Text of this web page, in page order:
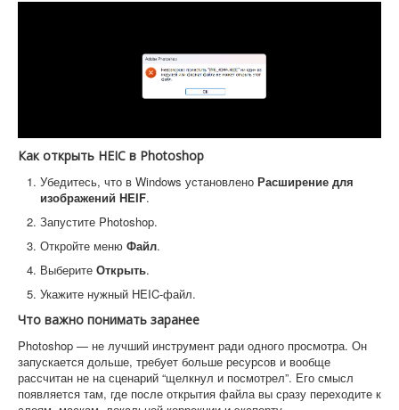
Как открыть HEIC в Photoshop
Убедитесь, что в Windows установлено Расширение для
изображений HEIF.
Запустите Photoshop.
Откройте меню Файл.
Выберите Открыть.
Укажите нужный HEIC-файл.
Что важно понимать заранее
Photoshop — не лучший инструмент ради одного просмотра. Он
запускается дольше, требует больше ресурсов и вообще
рассчитан не на сценарий “щелкнул и посмотрел”. Его смысл
появляется там, где после открытия файла вы сразу переходите к